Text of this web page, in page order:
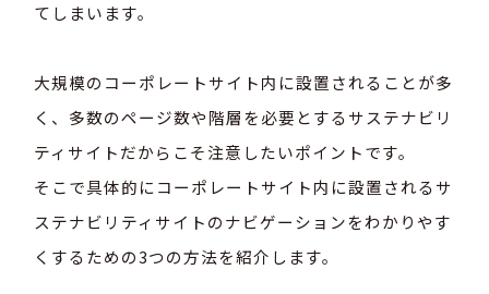
てしまいます。
大規模のコーポレートサイト内に設置されることが多
く、多数のページ数や階層を必要とするサステナビリ
ティサイトだからこそ注意したいポイントです。
そこで具体的にコーポレートサイト内に設置されるサ
ステナビリティサイトのナビゲーションをわかりやす
くするための3つの方法を紹介します。